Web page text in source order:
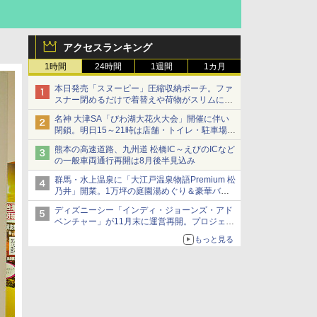
アクセスランキング
1時間 24時間 1週間 1カ月
本日発売「スヌーピー」圧縮収納ポーチ。ファ
スナー閉めるだけで着替えや荷物がスリムにま
とまる
名神 大津SA「びわ湖大花火大会」開催に伴い
閉鎖。明日15～21時は店舗・トイレ・駐車場の
利用不可
熊本の高速道路、九州道 松橋IC～えびのICなど
の一般車両通行再開は8月後半見込み
群馬・水上温泉に「大江戸温泉物語Premium 松
乃井」開業。1万坪の庭園湯めぐり＆豪華バイ
キングを体験してきた！
ディズニーシー「インディ・ジョーンズ・アド
ベンチャー」が11月末に運営再開。プロジェク
ションマッピングを追加、DPAは1500円
もっと見る